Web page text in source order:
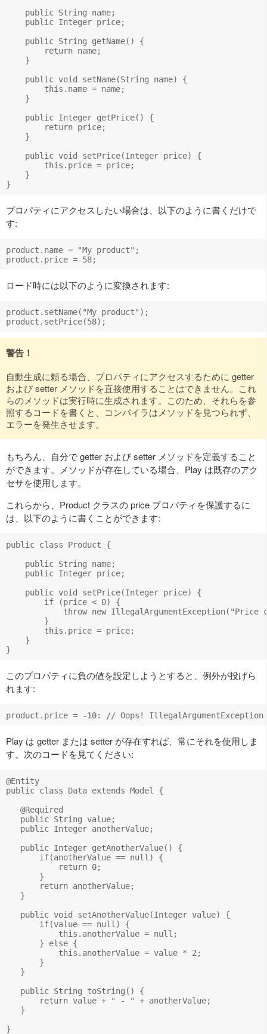
    public String name;
    public Integer price;
    public String getName() {
        return name;
    }
    public void setName(String name) {
        this.name = name;
    }
    public Integer getPrice() {
        return price;
    }
    public void setPrice(Integer price) {
        this.price = price;
    }
プロパティにアクセスしたい場合は、以下のように書くだけで
す:
product.name = "My product";
ロード時には以下のように変換されます:
product.setName("My product");
警告！
自動生成に頼る場合、プロパティにアクセスするために getter
および setter メソッドを直接使用することはできません。これ
らのメソッドは実行時に生成されます。このため、それらを参
照するコードを書くと、コンパイラはメソッドを見つられず、
エラーを発生させます。
もちろん、自分で getter および setter メソッドを定義すること
ができます。メソッドが存在している場合、Play は既存のアク
セサを使用します。
これらから、Product クラスの price プロパティを保護するに
は、以下のように書くことができます:
public class Product {
    public String name;
    public Integer price;
    public void setPrice(Integer price) {
        if (price < 0) {
throw new IllegalArgumentException("Price
        }
        this.price = price;
    }
このプロパティに負の値を設定しようとすると、例外が投げら
れます:
Play は getter または setter が存在すれば、常にそれを使用しま
す。次のコードを見てください:
@Entity
public class Data extends Model {
   @Required
   public String value;
   public Integer anotherValue;
   public Integer getAnotherValue() {
       if(anotherValue == null) {
           return 0;
       }
       return anotherValue;
   }
   public void setAnotherValue(Integer value) {
       if(value == null) {
           this.anotherValue = null;
       } else {
           this.anotherValue = value * 2;
       }
   }
   public String toString() {
       return value + " - " + anotherValue;
   }